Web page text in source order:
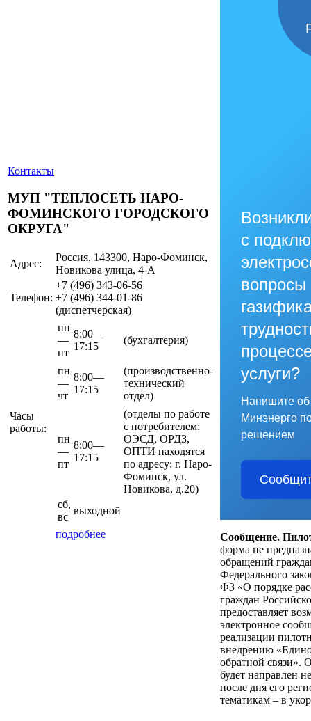
Контакты
МУП "ТЕПЛОСЕТЬ НАРО-
ФОМИНСКОГО ГОРОДСКОГО
ОКРУГА"
Адрес:
Россия, 143300, Наро-Фоминск,
Новикова улица, 4-А
Телефон:
+7 (496) 343-06-56
+7 (496) 344-01-86
(диспетчерская)
Часы
работы:
пн
—
пт
8:00—
17:15
(бухгалтерия)
пн
—
чт
8:00—
17:15
(производственно-
технический
отдел)
пн
—
пт
8:00—
17:15
(отделы по работе
с потребителем:
ОЭСД, ОРДЗ,
ОПТИ находятся
по адресу: г. Наро-
Фоминск, ул.
Новикова, д.20)
сб,
вс
выходной
подробнее
с
вопросы
услуги?
Напишите
Минэнерго
решением
Сообщение.
форма не
обращений
Федерального
ФЗ «О порядке
граждан
предоставляет
электронное
реализации
внедрению
обратной связи».
будет направлен
после дня его
тематикам – в